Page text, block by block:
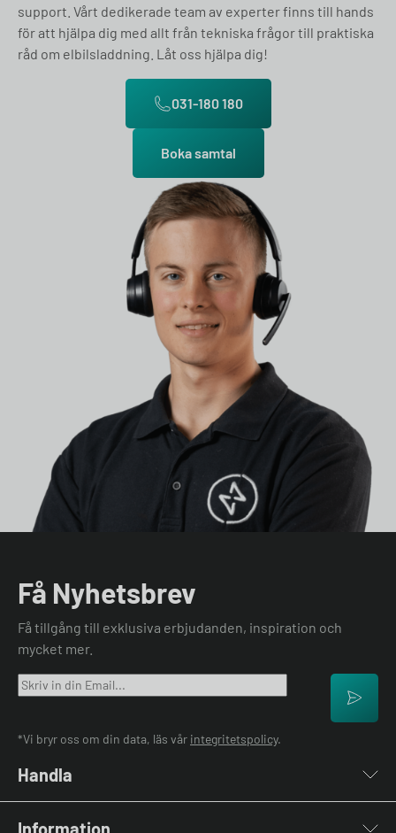
support. Vårt dedikerade team av experter finns till hands
för att hjälpa dig med allt från tekniska frågor till praktiska
råd om elbilsladdning. Låt oss hjälpa dig!
031-180 180
Boka samtal
Få Nyhetsbrev
Få tillgång till exklusiva erbjudanden, inspiration och
mycket mer.
*Vi bryr oss om din data, läs vår integritetspolicy.
Handla